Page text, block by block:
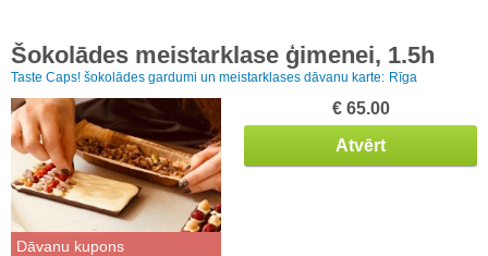
Šokolādes meistarklase ģimenei, 1.5h
Taste Caps! šokolādes gardumi un meistarklases dāvanu karte: Rīga
Dāvanu kupons
€ 65.00
Atvērt